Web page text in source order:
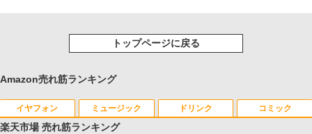
トップページに戻る
Amazon売れ筋ランキング
イヤフォン ミュージック ドリンク コミック
楽天市場 売れ筋ランキング